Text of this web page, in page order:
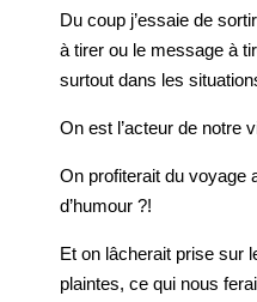
Du coup j’essaie de
à tirer ou le message à
surtout dans les
On est l’acteur de notre
On profiterait du voyage
d’humour ?!
Et on lâcherait prise sur
plaintes, ce qui nous